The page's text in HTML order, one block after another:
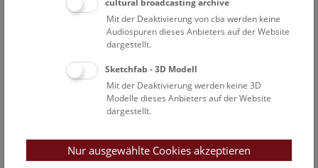
Webshopkontingent
stehen für Kurzentschlossene auch
Tickets an der Kassazur Verfügung.
Dank großzügiger Unterstützung ist von Jänner bis inklusive
Juli 2026 für den Besuch des Vortrags auch der Eintritt ins
Museum ab 18:00 Uhr frei.
cultural broadcasting archive
Mit der Deaktivierung von cba werden keine
Audiospuren dieses Anbieters auf der Website
dargestellt.
Sketchfab - 3D Modell
Mit der Deaktivierung werden keine 3D
Modelle dieses Anbieters auf der Website
dargestellt.
Nur ausgewählte Cookies akzeptieren